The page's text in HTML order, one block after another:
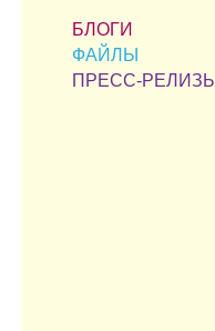
БЛОГИ
ФАЙЛЫ
ПРЕСС-РЕЛИЗЫ